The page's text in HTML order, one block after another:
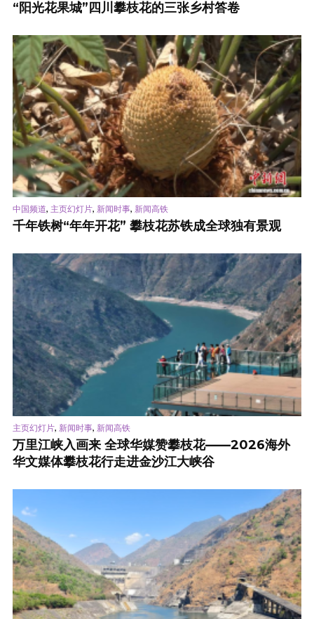
“阳光花果城”四川攀枝花的三张乡村答卷
中国频道, 主页幻灯片, 新闻时事, 新闻高铁
千年铁树“年年开花” 攀枝花苏铁成全球独有景观
主页幻灯片, 新闻时事, 新闻高铁
万里江峡入画来 全球华媒赞攀枝花——2026海外
华文媒体攀枝花行走进金沙江大峡谷